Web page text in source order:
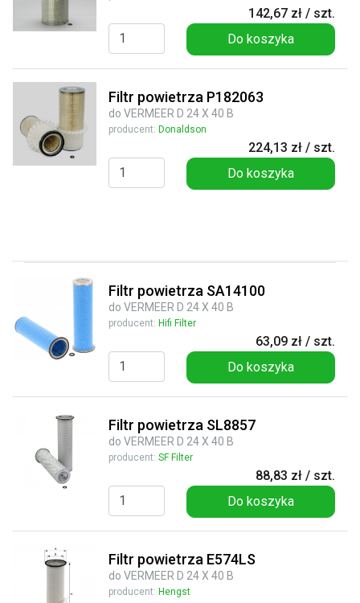
142,67 zł / szt.
Do koszyka
Filtr powietrza P182063
do VERMEER D 24 X 40 B
producent: Donaldson
224,13 zł / szt.
Do koszyka
Filtr powietrza SA14100
do VERMEER D 24 X 40 B
producent: Hifi Filter
63,09 zł / szt.
Do koszyka
Filtr powietrza SL8857
do VERMEER D 24 X 40 B
producent: SF Filter
88,83 zł / szt.
Do koszyka
Filtr powietrza E574LS
do VERMEER D 24 X 40 B
producent: Hengst